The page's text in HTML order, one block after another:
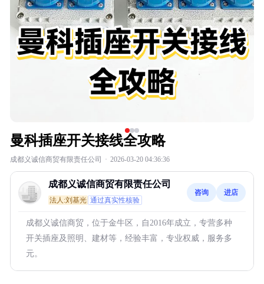
曼科插座开关接线全攻略
成都义诚信商贸有限责任公司 · 2026-03-20 04:36:36
成都义诚信商贸有限责任公司
法人:刘基光 通过真实性核验
咨询 进店
成都义诚信商贸，位于金牛区，自2016年成立，专营多种
开关插座及照明、建材等，经验丰富，专业权威，服务多
元。